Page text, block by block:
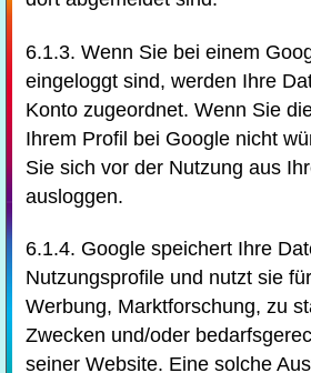
6.1.3. Wenn Sie bei einem
eingeloggt sind, werden Ihre
Konto zugeordnet. Wenn Sie
Ihrem Profil bei Google nicht
Sie sich vor der Nutzung aus
ausloggen.
6.1.4. Google speichert Ihre
Nutzungsprofile und nutzt sie
Werbung, Marktforschung, zu
Zwecken und/oder
seiner Website. Eine solche